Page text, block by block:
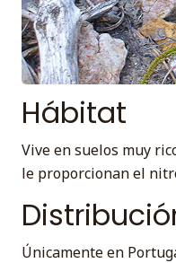
Hábitat
Vive en suelos muy
le proporcionan el
Únicamente en